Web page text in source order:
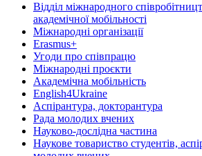
Відділ міжнародного
академічної мобільності
Міжнародні організації
Erasmus+
Угоди про співпрацю
Міжнародні проєкти
Академічна мобільність
English4Ukraine
Аспірантура, докторантура
Рада молодих вчених
Науково-дослідна частина
Наукове товариство студентів,